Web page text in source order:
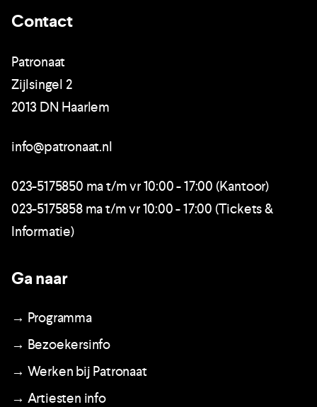
Contact
Patronaat
Zijlsingel 2
2013 DN Haarlem
info@patronaat.nl
023-5175850 ma t/m vr 10:00 - 17:00 (Kantoor)
023-5175858 ma t/m vr 10:00 - 17:00 (Tickets &
Informatie)
Ga naar
→ Programma
→ Bezoekersinfo
→ Werken bij Patronaat
→ Artiesten info